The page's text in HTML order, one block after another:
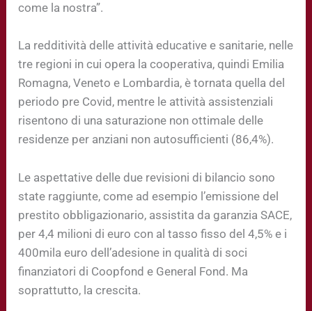
come la nostra”.
La redditività delle attività educative e sanitarie, nelle
tre regioni in cui opera la cooperativa, quindi Emilia
Romagna, Veneto e Lombardia, è tornata quella del
periodo pre Covid, mentre le attività assistenziali
risentono di una saturazione non ottimale delle
residenze per anziani non autosufficienti (86,4%).
Le aspettative delle due revisioni di bilancio sono
state raggiunte, come ad esempio l’emissione del
prestito obbligazionario, assistita da garanzia SACE,
per 4,4 milioni di euro con al tasso fisso del 4,5% e i
400mila euro dell’adesione in qualità di soci
finanziatori di Coopfond e General Fond. Ma
soprattutto, la crescita.